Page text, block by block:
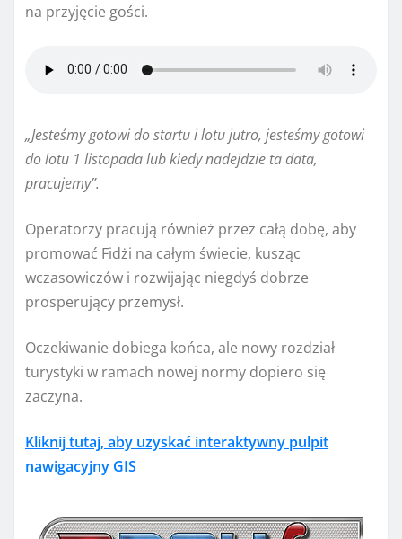
na przyjęcie gości.
„Jesteśmy gotowi do startu i lotu jutro, jesteśmy gotowi
do lotu 1 listopada lub kiedy nadejdzie ta data,
pracujemy”.
Operatorzy pracują również przez całą dobę, aby
promować Fidżi na całym świecie, kusząc
wczasowiczów i rozwijając niegdyś dobrze
prosperujący przemysł.
Oczekiwanie dobiega końca, ale nowy rozdział
turystyki w ramach nowej normy dopiero się
zaczyna.
Kliknij tutaj, aby uzyskać interaktywny pulpit
nawigacyjny GIS